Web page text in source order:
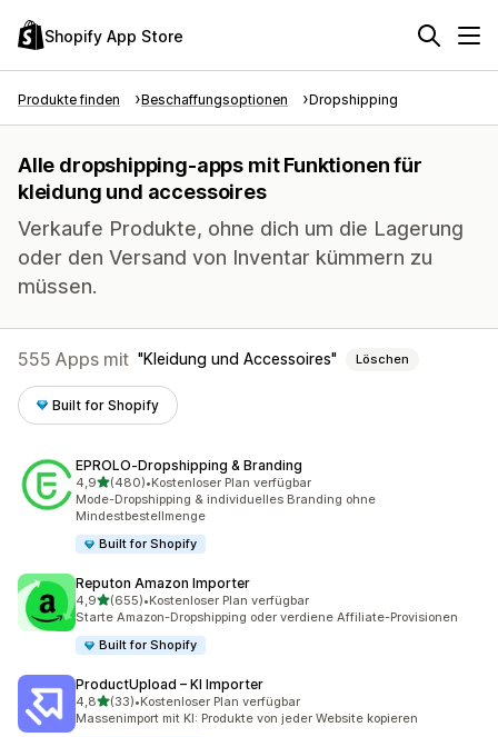
Shopify App Store
Produkte finden Beschaffungsoptionen Dropshipping
Alle dropshipping-apps mit Funktionen für
kleidung und accessoires
Verkaufe Produkte, ohne dich um die Lagerung
oder den Versand von Inventar kümmern zu
müssen.
555 Apps mit Kleidung und Accessoires Löschen
Built for Shopify
EPROLO‑Dropshipping & Branding
4,9von 5 Sternen
(480)
480 Rezensionen insgesamt
•Kostenloser Plan verfügbar
Mode-Dropshipping & individuelles Branding ohne
Mindestbestellmenge
Built for Shopify
Reputon Amazon Importer
4,9von 5 Sternen
(655)
655 Rezensionen insgesamt
•Kostenloser Plan verfügbar
Starte Amazon-Dropshipping oder verdiene Affiliate-Provisionen
Built for Shopify
ProductUpload – KI Importer
4,8von 5 Sternen
(33)
33 Rezensionen insgesamt
•Kostenloser Plan verfügbar
Massenimport mit KI: Produkte von jeder Website kopieren